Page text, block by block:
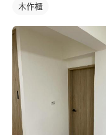
木作櫃